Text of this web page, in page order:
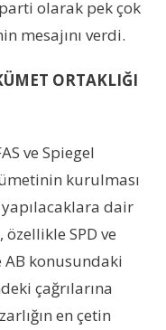
olarak pek çok
mesajını verdi.
ORTAKLIĞI
ve Spiegel
kurulması
dair
özellikle SPD ve
AB konusundaki
çağrılarına
en çetin